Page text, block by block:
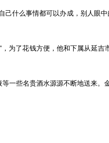
己什么事情都可以办成，别人眼中
” ，为了花钱方便，他和下属从延
一些名贵酒水源源不断地送来